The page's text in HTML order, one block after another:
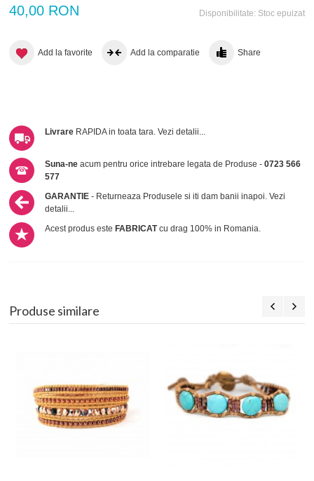
Disponibilitate: Stoc epuizat
40,00 RON
Add la favorite Add la comparatie Share
Livrare RAPIDA in toata tara.Vezi detalii...
Suna-ne acum pentru orice intrebare legata de Produse -0723 566
577
GARANTIE - Returneaza Produsele si iti dam banii inapoi.Vezi
detalii...
Acest produs esteFABRICATcu drag 100% in Romania.
Produse similare